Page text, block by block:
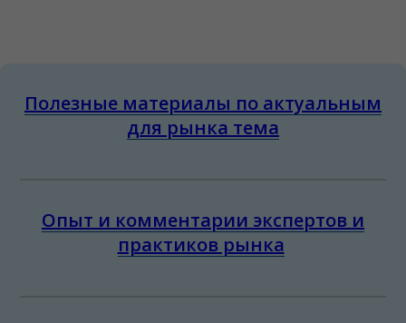
Полезные материалы по актуальным
для рынка тема
Опыт и комментарии экспертов и
практиков рынка